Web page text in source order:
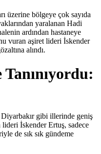
üzerine bölgeye çok sayıda
yaralanan Hadi
ardından hastaneye
vuran aşiret lideri İskender
alındı.
gibi illerinde geniş
İskender Ertuş, sadece
de sık sık gündeme